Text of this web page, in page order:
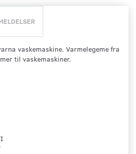
vaskemaskine. Varmelegeme fra
til vaskemaskiner.